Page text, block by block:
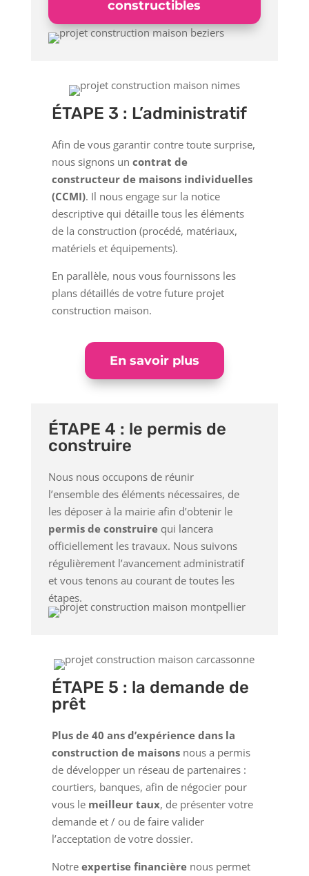
constructibles
ÉTAPE 3 : L’administratif
Afin de vous garantir contre toute surprise,
nous signons un contrat de
constructeur de maisons individuelles
(CCMI). Il nous engage sur la notice
descriptive qui détaille tous les éléments
de la construction (procédé, matériaux,
matériels et équipements).
En parallèle, nous vous fournissons les
plans détaillés de votre future projet
construction maison.
En savoir plus
ÉTAPE 4 : le permis de
construire
Nous nous occupons de réunir
l’ensemble des éléments nécessaires, de
les déposer à la mairie afin d’obtenir le
permis de construirequi lancera
officiellement les travaux. Nous suivons
régulièrement l’avancement administratif
et vous tenons au courant de toutes les
étapes.
ÉTAPE 5 : la demande de
prêt
Plus de 40 ans d’expérience dans la
construction de maisonsnous a permis
de développer un réseau de partenaires :
courtiers, banques, afin de négocier pour
vous le meilleur taux, de présenter votre
demande et / ou de faire valider
l’acceptation de votre dossier.
Notreexpertise financièrenous permet